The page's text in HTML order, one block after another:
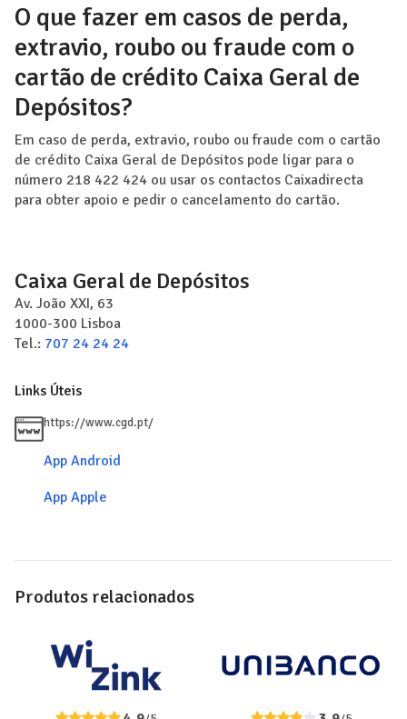
O que fazer em casos de perda,
extravio, roubo ou fraude com o
cartão de crédito Caixa Geral de
Depósitos?
Em caso de perda, extravio, roubo ou fraude com o cartão
de crédito Caixa Geral de Depósitos pode ligar para o
número 218 422 424 ou usar os contactos Caixadirecta
para obter apoio e pedir o cancelamento do cartão.
Caixa Geral de Depósitos
Av. João XXI, 63
1000-300 Lisboa
Tel.: 707 24 24 24
Links Úteis
https://www.cgd.pt/
App Android
App Apple
Produtos relacionados